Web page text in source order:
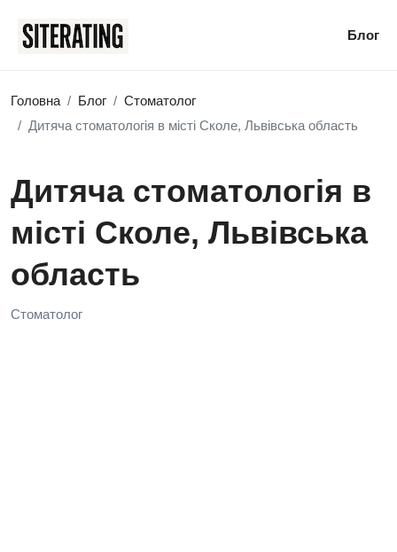
Блог
Головна Блог
Стоматолог
Дитяча стоматологія в місті Сколе, Львівська область
Дитяча стоматологія в
місті Сколе, Львівська
область
Стоматолог